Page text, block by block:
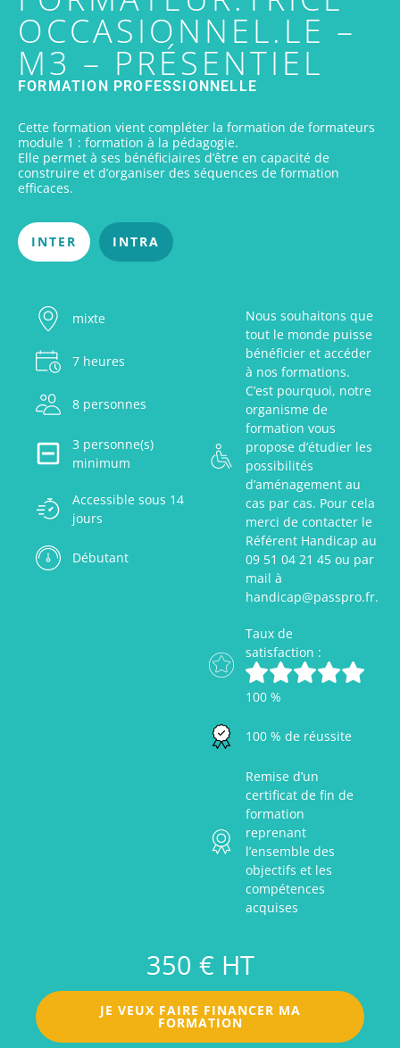
OCCASIONNEL.LE –
M3 – PRÉSENTIEL
FORMATION PROFESSIONNELLE
Cette formation vient compléter la formation de formateurs
module 1 : formation à la pédagogie.
Elle permet à ses bénéficiaires d’être en capacité de
construire et d’organiser des séquences de formation
efficaces.
INTER INTRA
mixte
7 heures
8 personnes
3 personne(s)
minimum
Accessible sous 14
jours
Débutant
Nous souhaitons que
tout le monde puisse
bénéficier et accéder
à nos formations.
C’est pourquoi, notre
organisme de
formation vous
propose d’étudier les
possibilités
d’aménagement au
cas par cas. Pour cela
merci de contacter le
Référent Handicap au
09 51 04 21 45 ou par
mail à
handicap@passpro.fr.
Taux de
satisfaction :
100 %
100 % de réussite
Remise d’un
certificat de fin de
formation
reprenant
l’ensemble des
objectifs et les
compétences
acquises
350 € HT
JE VEUX FAIRE FINANCER MA
FORMATION